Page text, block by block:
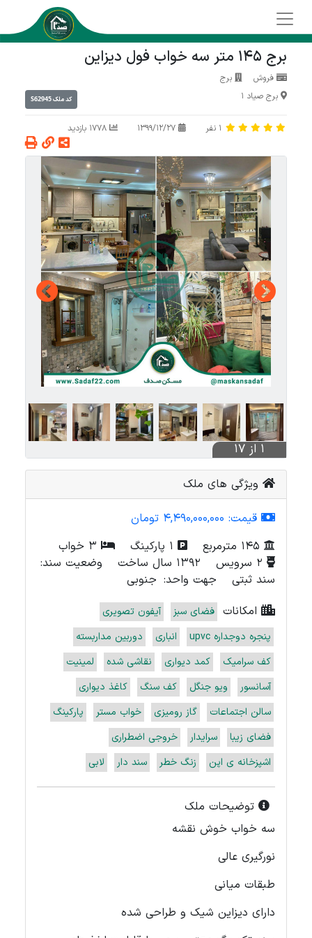
برج 145 متر سه خواب فول دیزاین
فروش
برج
برج صیاد 1
کد ملکS62945
1 نفر
1 از 17
ویژگی های ملک
قیمت: 4,490,000,000 تومان
145 مترمربع
1 پارکینگ
3 خواب
2 سرویس
1392 سال ساخت
وضعیت سند:
سند ثبتی
جهت واحد: جنوبی
امکانات فضای سبز
آیفون تصویری
پنجره دوجداره upvc
انباری
دوربین مداربسته
کف سرامیک
کمد دیواری نقاشی شده
لمینیت
آسانسور
ویو جنگل کف سنگ
کاغذ دیواری
سالن اجتماعات
گاز رومیزی خواب مستر
پارکینگ
فضای زیبا
سرایدار
خروجی اضطراری
اشپزخانه ی اپن
زنگ خطر سند دار لابی
توضیحات ملک
سه خواب خوش نقشه
نورگیری عالی
طبقات میانی
دارای دیزاین شیک و طراحی شده